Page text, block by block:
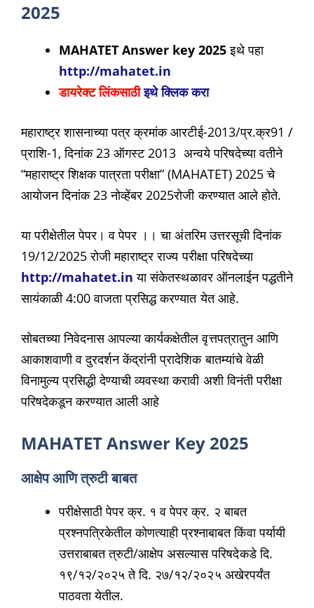
2025
MAHATET Answer key 2025इथे पहा
http://mahatet.in
डायरेक्ट लिंकसाठीइथे क्लिक करा
महाराष्ट्र शासनाच्या पत्र क्रमांक आरटीई-2013/प्र.क्र91 /
प्राशि-1, दिनांक 23 ऑगस्ट 2013 अन्वये परिषदेच्या वतीने
“महाराष्ट्र शिक्षक पात्रता परीक्षा” (MAHATET) 2025 चे
आयोजन दिनांक 23 नोव्हेंबर 2025रोजी करण्यात आले होते.
या परीक्षेतील पेपर। व पेपर ।। चा अंतरिम उत्तरसूची दिनांक
19/12/2025 रोजी महाराष्ट्र राज्य परीक्षा परिषदेच्या
http://mahatet.in या संकेतस्थळावर ऑनलाईन पद्धतीने
सायंकाळी 4:00 वाजता प्रसिद्ध करण्यात येत आहे.
सोबतच्या निवेदनास आपल्या कार्यकक्षेतील वृत्तपत्रातुन आणि
आकाशवाणी व दुरदर्शन केंद्रांनी प्रादेशिक बातम्यांचे वेळी
विनामुल्य प्रसिद्धी देण्याची व्यवस्था करावी अशी विनंती परीक्षा
परिषदेकडून करण्यात आली आहे
MAHATET Answer Key 2025
आक्षेप आणि त्रुटी बाबत
परीक्षेसाठी पेपर क्र. १ व पेपर क्र. २ बाबत
प्रश्नपत्रिकेतील कोणत्याही प्रश्नाबाबत किंवा पर्यायी
उत्तराबाबत त्रुटी/आक्षेप असल्यास परिषदेकडे दि.
१९/१२/२०२५ ते दि. २७/१२/२०२५ अखेरपर्यंत
पाठवता येतील.